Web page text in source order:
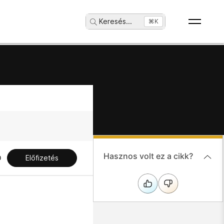
Keresés... ⌘K
Előfizetés Hasznos volt ez a cikk?